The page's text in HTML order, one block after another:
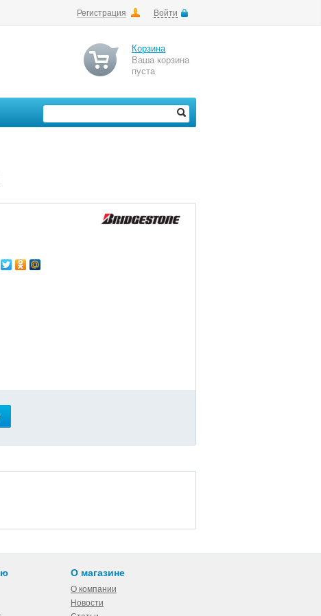
Регистрация Войти
Корзина
Ваша корзина
пуста
О магазине
О компании
Новости